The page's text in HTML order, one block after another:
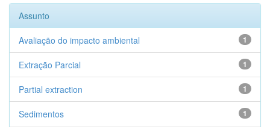
Assunto
1
Avaliação do impacto ambiental
1
Extração Parcial
1
Partial extraction
1
Sedimentos